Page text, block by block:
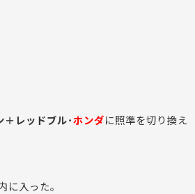
＋レッドブル･ホンダに照準を切り換え
に入った。